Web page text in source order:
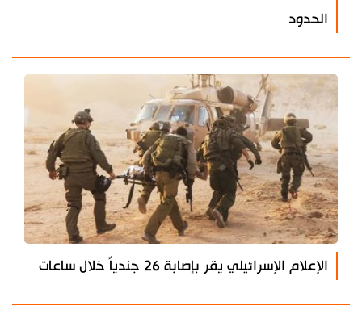
الحدود
الإعلام الإسرائيلي يقر بإصابة 26 جندياً خلال ساعات